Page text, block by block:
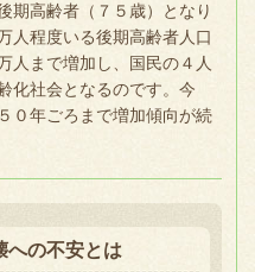
期高齢者（７５歳）となり
人程度いる後期高齢者人口
人まで増加し、国民の４人
化社会となるのです。今
０年ごろまで増加傾向が続
への不安とは